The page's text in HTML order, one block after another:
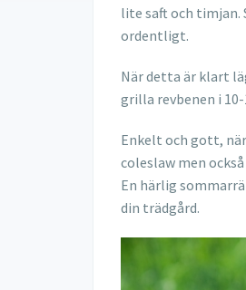
lite saft och timjan.
ordentligt.
När detta är klart
grilla revbenen i
Enkelt och gott,
coleslaw men
En härlig
din trädgård.